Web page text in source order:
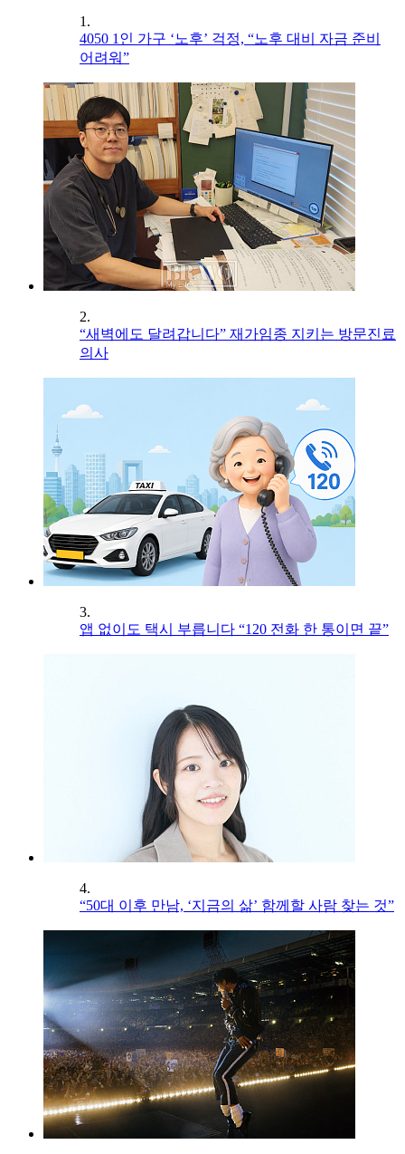
1.
4050 1인 가구 ‘노후’ 걱정, “노후 대비 자금 준비
어려워”
2.
“새벽에도 달려갑니다” 재가임종 지키는 방문진료
의사
3.
앱 없이도 택시 부릅니다 “120 전화 한 통이면 끝”
4.
“50대 이후 만남, ‘지금의 삶’ 함께할 사람 찾는 것”